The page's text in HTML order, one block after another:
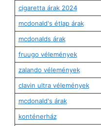
cigaretta árak 2024
mcdonald's étlap árak
mcdonalds árak
fruugo vélemények
zalando vélemények
clavin ultra vélemények
mcdonald's árak
konténerház